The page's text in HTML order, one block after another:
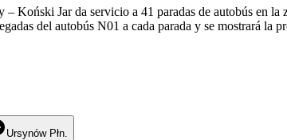
Koński Jar da servicio a 41 paradas de autobús en
del autobús N01 a cada parada y se mostrará
Ursynów Płn.